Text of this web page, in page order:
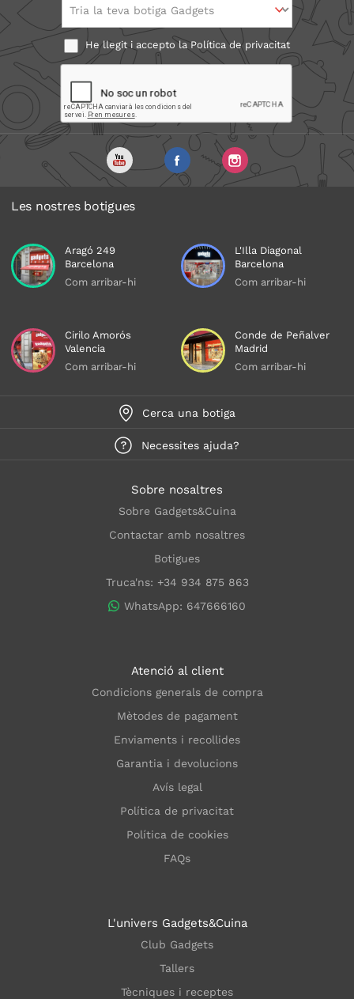
Tria la teva botiga Gadgets
He llegit i accepto laPolítica de privacitat
Les nostres botigues
Aragó 249
Barcelona
Com arribar-hi
L'Illa Diagonal
Barcelona
Com arribar-hi
Cirilo Amorós
Valencia
Com arribar-hi
Conde de Peñalver
Madrid
Com arribar-hi
Cerca una botiga
Necessites ajuda?
Sobre nosaltres
Sobre Gadgets&Cuina
Contactar amb nosaltres
Botigues
Truca'ns: +34 934 875 863
WhatsApp: 647666160
Atenció al client
Condicions generals de compra
Mètodes de pagament
Enviaments i recollides
Garantia i devolucions
Avís legal
Política de privacitat
Política de cookies
FAQs
L'univers Gadgets&Cuina
Club Gadgets
Tallers
Tècniques i receptes